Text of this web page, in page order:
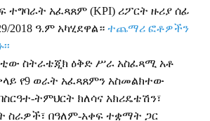
ተግባራት አፈጻጸም (KPI) ሪፖርት ዙሪያ ሰፊ
2018 ዓ.ም አካሂደዋል። ተጨማሪ ፎቶዎችን
ስትራቴጂክ ዕቅድ ሥራ አስፈጻሚ አቶ
የ9 ወራት አፈጻጸምን አስመልክተው
-ትምህርት ክለሳና አክሪዴቴሽን፣
ስራዎች፣ በዓለም-አቀፍ ተቋማት ጋር